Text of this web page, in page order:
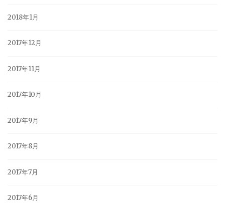
2018年1月
2017年12月
2017年11月
2017年10月
2017年9月
2017年8月
2017年7月
2017年6月